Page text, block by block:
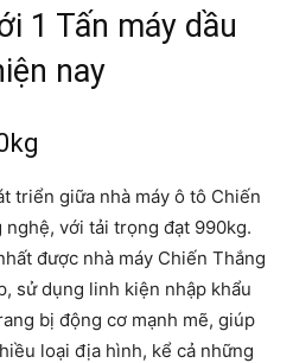
1 Tấn máy dầu
nay
triển giữa nhà máy ô tô Chiến
nghệ, với tải trọng đạt 990kg.
được nhà máy Chiến Thắng
sử dụng linh kiện nhập khẩu
bị động cơ mạnh mẽ, giúp
loại địa hình, kể cả những